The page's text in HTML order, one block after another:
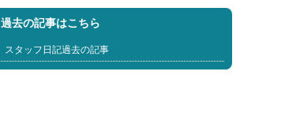
過去の記事はこちら
スタッフ日記過去の記事